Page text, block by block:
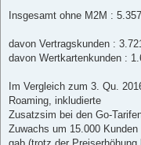
a
Insgesamt ohne M2M :
davon Vertragskunden :
davon Wertkartenkunden :
Im Vergleich zum 3. Qu.
Roaming, inkludierte
Zusatzsim bei den Go-
Zuwachs um 15.000 Kunden